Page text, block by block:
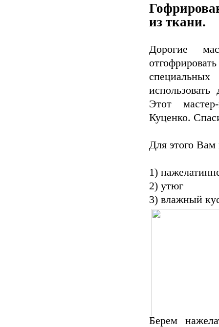
из ткани.
Дорогие
Этот
Куценко.
Для этого Вам
1)
2) утюг
3) влажный
Берем